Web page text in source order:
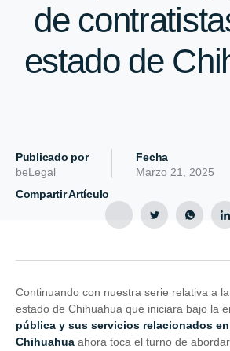
de
estado de
Publicado por
beLegal
Fecha
Marzo 21, 2025
Compartir Artículo
Continuando con nuestra serie relativa a
estado de Chihuahua que iniciara bajo la
pública y sus servicios relacionados
Chihuahua ahora toca el turno de